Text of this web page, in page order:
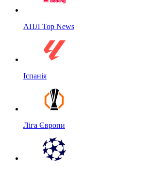
АПЛ Top News
Іспанія
Ліга Європи